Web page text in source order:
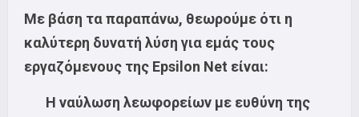
Με βάση τα παραπάνω, θεωρούμε ότι η
καλύτερη δυνατή λύση για εμάς τους
εργαζόμενους της Epsilon Net είναι:
H ναύλωση λεωφορείων με ευθύνη της